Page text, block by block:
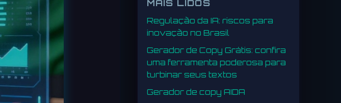
MAIS LIDOS
Regulação da IA: riscos para
inovação no Brasil
Gerador de Copy Grátis: confira
uma ferramenta poderosa para
turbinar seus textos
Gerador de copy AIDA